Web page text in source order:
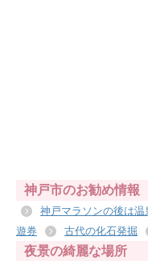
神戸市のお勧め情報
神戸マラソンの後は温
遊券
古代の化石発掘
夜景の綺麗な場所